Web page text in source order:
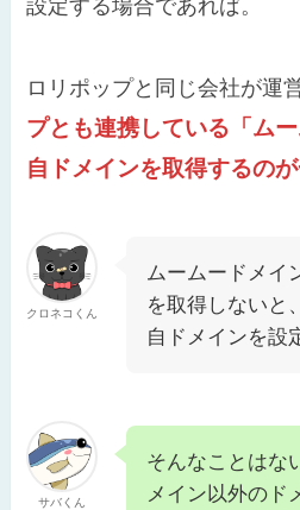
設定する場合であれば。
ロリポップと同じ会社が運
プとも連携している「ム
自ドメインを取得するの
クロネコくん
ムームードメイ
を取得しないと
自ドメインを設
サバくん
そんなことはな
メイン以外のド